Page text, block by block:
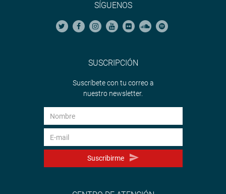
SÍGUENOS
SUSCRIPCIÓN
Suscríbete con tu correo a
nuestro newsletter.
Suscribirme